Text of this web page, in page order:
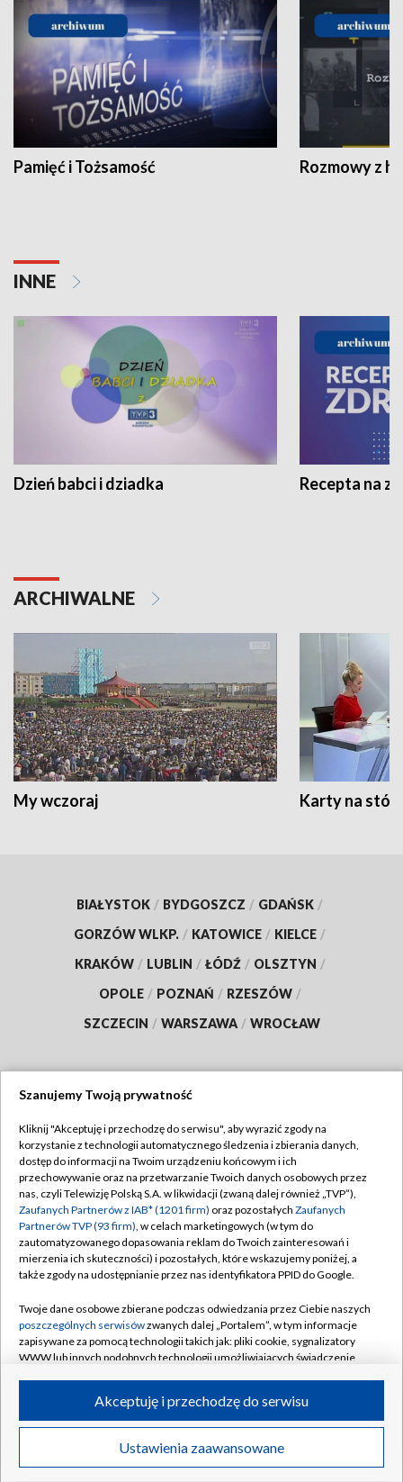
Pamięć i Tożsamość Rozmowy z
INNE
Dzień babci i dziadka Recepta na
ARCHIWALNE
My wczoraj Karty na
BIAŁYSTOK / BYDGOSZCZ / GDAŃSK /
GORZÓW WLKP. / KATOWICE / KIELCE /
KRAKÓW / LUBLIN / ŁÓDŹ / OLSZTYN /
OPOLE / POZNAŃ / RZESZÓW /
SZCZECIN / WARSZAWA / WROCŁAW
TVP
Abonament TVP
Emisja w TVP
Centrum informacji TVP
Naziemna Telewizja Cyfrowa
Rada Programowa
System NOS
Informacje o nadawcy
Program dla prasy
Ogłoszenie przetargowe
Regulamin TVP
Polityka prywatności
Moje zgody
Pomoc
Kontakt
Kanały
©2026 Telewizja Polska S.A. w likwidacji
Szanujemy Twoją prywatność
Kliknij "Akceptuję i przechodzę do serwisu", aby wyrazić zgody na
korzystanie z technologii automatycznego śledzenia i zbierania danych,
dostęp do informacji na Twoim urządzeniu końcowym i ich
przechowywanie oraz na przetwarzanie Twoich danych osobowych przez
nas, czyli Telewizję Polską S.A. w likwidacji (zwaną dalej również „TVP”),
Zaufanych Partnerów z IAB* (1201 firm) oraz pozostałych Zaufanych
Partnerów TVP (93 firm), w celach marketingowych (w tym do
zautomatyzowanego dopasowania reklam do Twoich zainteresowań i
mierzenia ich skuteczności) i pozostałych, które wskazujemy poniżej, a
także zgody na udostępnianie przez nas identyfikatora PPID do Google.
Twoje dane osobowe zbierane podczas odwiedzania przez Ciebie naszych
poszczególnych serwisówzwanych dalej „Portalem”, w tym informacje
zapisywane za pomocą technologii takich jak: pliki cookie, sygnalizatory
WWW lub innych podobnych technologii umożliwiających świadczenie
ruchu w Internecie.
Twoje dane osobowe zbierane podczas odwiedzania przez Ciebie
poszczególnych serwisówna Portalu, takie jak adresy IP, identyfikatory
Ustawienia zaawansowane
Akceptuję i przechodzę do serwisu